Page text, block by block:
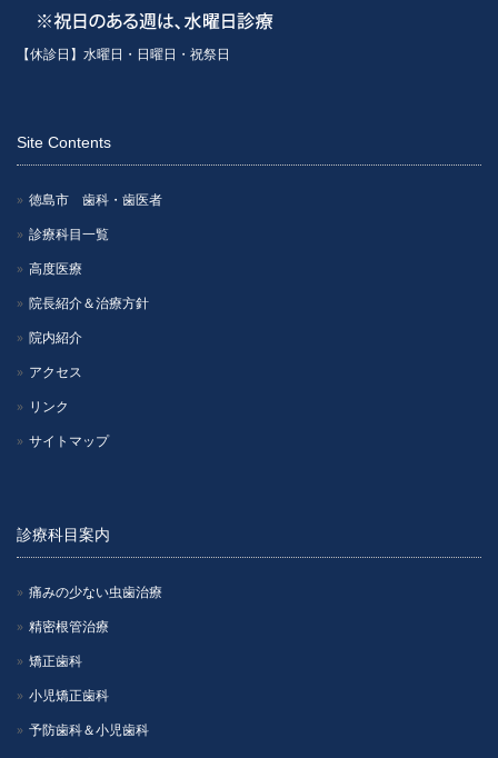
【休診日】水曜日・日曜日・祝祭日
Site Contents
徳島市 歯科・歯医者
診療科目一覧
高度医療
院長紹介＆治療方針
院内紹介
アクセス
リンク
サイトマップ
診療科目案内
痛みの少ない虫歯治療
精密根管治療
矯正歯科
小児矯正歯科
予防歯科＆小児歯科